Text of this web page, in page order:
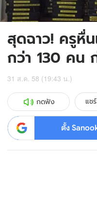
สุดฉาว! ครูหื่
กว่า 130 คน
31 ส.ค. 58 (19:43 น.)
กดฟัง แชร์
ตั้ง